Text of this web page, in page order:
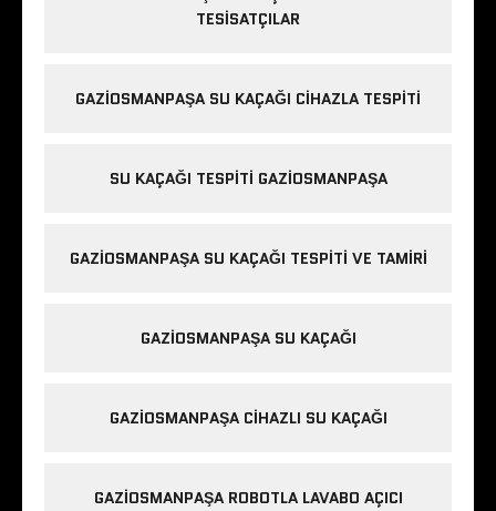
TESISATÇILAR
GAZIOSMANPAŞA SU KAÇAĞI CIHAZLA TESPITI
SU KAÇAĞI TESPITI GAZIOSMANPAŞA
GAZIOSMANPAŞA SU KAÇAĞI TESPITI VE TAMIRI
GAZIOSMANPAŞA SU KAÇAĞI
GAZIOSMANPAŞA CIHAZLI SU KAÇAĞI
GAZIOSMANPAŞA ROBOTLA LAVABO AÇICI